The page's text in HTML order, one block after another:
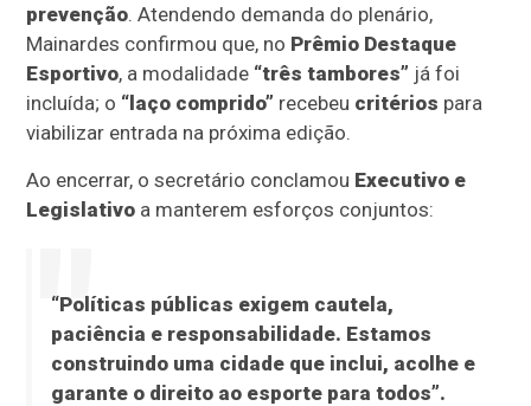
prevenção. Atendendo demanda do plenário,
Mainardes confirmou que, no Prêmio Destaque
Esportivo, a modalidade “três tambores” já foi
incluída; o “laço comprido” recebeu critérios para
viabilizar entrada na próxima edição.
Ao encerrar, o secretário conclamou Executivo e
Legislativo a manterem esforços conjuntos:
“Políticas públicas exigem cautela,
paciência e responsabilidade. Estamos
construindo uma cidade que inclui, acolhe e
garanteo direito ao esporte para todos”.